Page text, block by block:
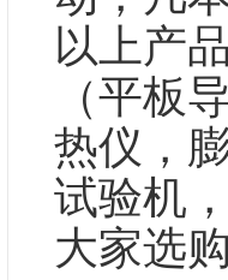
以上产
（平板
热仪，
试验机
大家选